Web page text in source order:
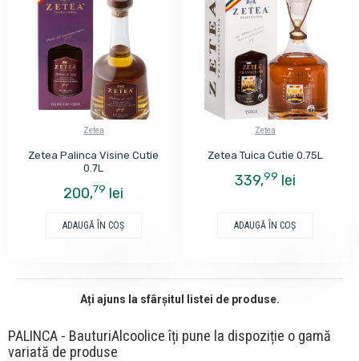
Zetea
Zetea Palinca Visine Cutie
0.7L
200,79 lei
ADAUGĂ ÎN COŞ
Zetea
Zetea Tuica Cutie 0.75L
339,99 lei
ADAUGĂ ÎN COŞ
Ați ajuns la sfârșitul listei de produse.
PALINCA - BauturiAlcoolice îți pune la dispoziție o gamă
variată de produse